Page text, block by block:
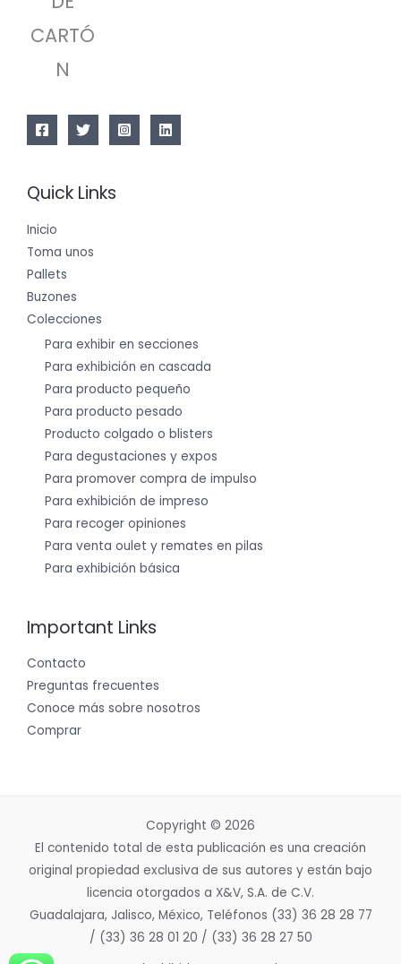
CARTÓ
N
Quick Links
Inicio
Toma unos
Pallets
Buzones
Colecciones
Para exhibir en secciones
Para exhibición en cascada
Para producto pequeño
Para producto pesado
Producto colgado o blisters
Para degustaciones y expos
Para promover compra de impulso
Para exhibición de impreso
Para recoger opiniones
Para venta oulet y remates en pilas
Para exhibición básica
Important Links
Contacto
Preguntas frecuentes
Conoce más sobre nosotros
Comprar
Copyright © 2026
El contenido total de esta publicación es una creación
original propiedad exclusiva de sus autores y están bajo
licencia otorgados a X&V, S.A. de C.V.
Guadalajara, Jalisco, México, Teléfonos (33) 36 28 28 77
/ (33) 36 28 01 20 / (33) 36 28 27 50